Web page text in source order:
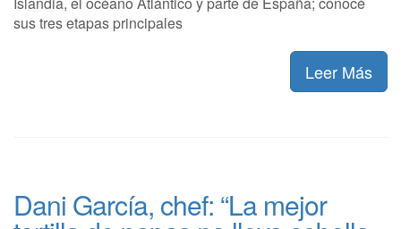
sus tres etapas principales
Leer Más
Dani García, chef: “La mejor